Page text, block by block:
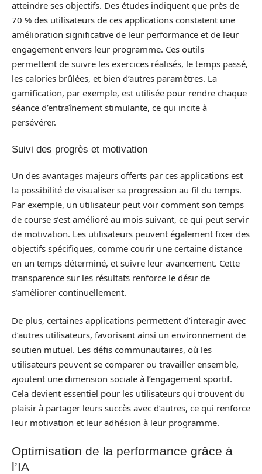
atteindre ses objectifs. Des études indiquent que près de
70 % des utilisateurs de ces applications constatent une
amélioration significative de leur performance et de leur
engagement envers leur programme. Ces outils
permettent de suivre les exercices réalisés, le temps passé,
les calories brûlées, et bien d’autres paramètres. La
gamification, par exemple, est utilisée pour rendre chaque
séance d’entraînement stimulante, ce qui incite à
persévérer.
Suivi des progrès et motivation
Un des avantages majeurs offerts par ces applications est
la possibilité de visualiser sa progression au fil du temps.
Par exemple, un utilisateur peut voir comment son temps
de course s’est amélioré au mois suivant, ce qui peut servir
de motivation. Les utilisateurs peuvent également fixer des
objectifs spécifiques, comme courir une certaine distance
en un temps déterminé, et suivre leur avancement. Cette
transparence sur les résultats renforce le désir de
s’améliorer continuellement.
De plus, certaines applications permettent d’interagir avec
d’autres utilisateurs, favorisant ainsi un environnement de
soutien mutuel. Les défis communautaires, où les
utilisateurs peuvent se comparer ou travailler ensemble,
ajoutent une dimension sociale à l’engagement sportif.
Cela devient essentiel pour les utilisateurs qui trouvent du
plaisir à partager leurs succès avec d’autres, ce qui renforce
leur motivation et leur adhésion à leur programme.
Optimisation de la performance grâce à
l’IA